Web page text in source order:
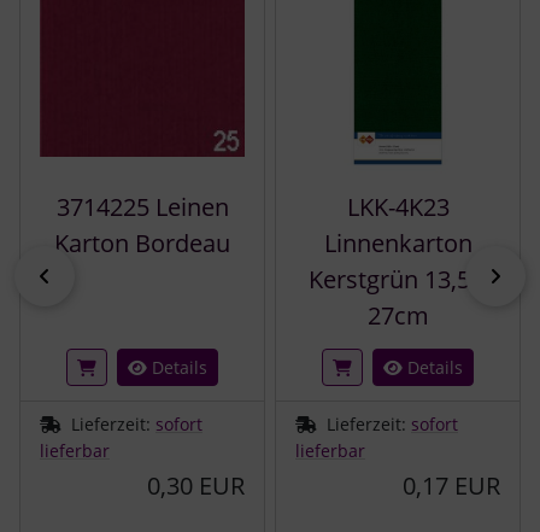
3714225 Leinen
Karton Bordeau
Details
Lieferzeit: sofort
lieferbar
0,30 EUR
LKK-4K23
Linnenkarton
Kerstgrün 13,5 x
27cm
Details
Lieferzeit: sofort
lieferbar
0,17 EUR